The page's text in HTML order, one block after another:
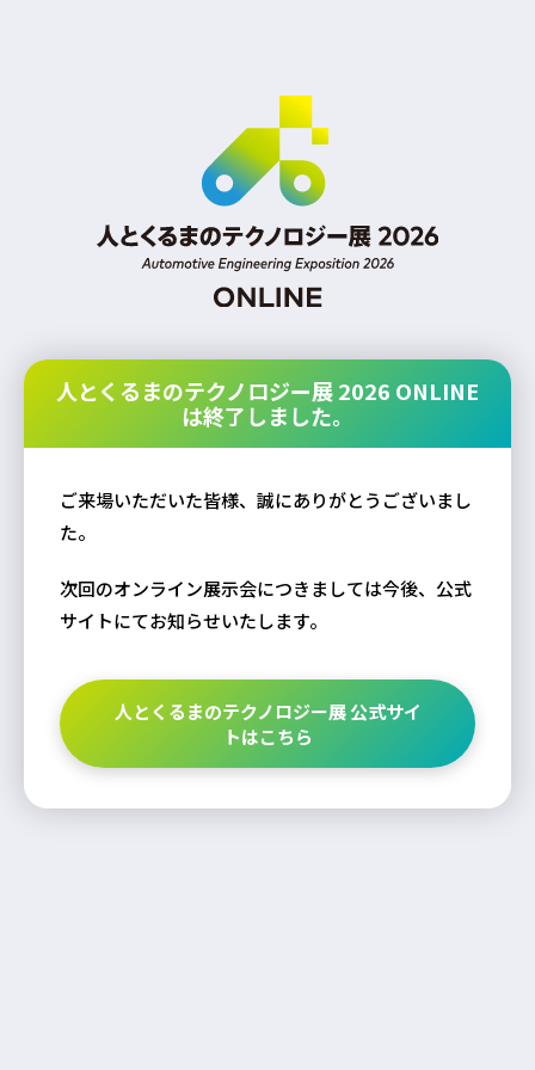
人とくるまのテクノロジー展 2026 ONLINE
は終了しました。
ご来場いただいた皆様、誠にありがとうございまし
た。
次回のオンライン展示会につきましては今後、公式
サイトにてお知らせいたします。
人とくるまのテクノロジー展 公式サイ
トはこちら